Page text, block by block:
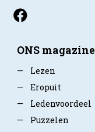
ONS magazine
—
Lezen
—
Eropuit
—
Ledenvoordeel
—
Puzzelen